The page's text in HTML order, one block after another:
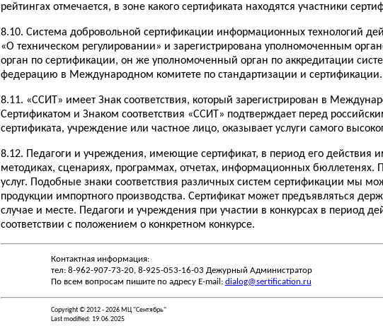
рейтингах отмечается, в зоне какого сертификата находятся участники
8.10. Система добровольной сертификации информационных технологий
«О техническом регулировании» и зарегистрирована уполномоченным
орган по сертификации, он же уполномоченный орган по аккредитации
федерацию в Международном комитете по стандартизации и сертификации.
8.11. «ССИТ» имеет Знак соответствия, который зарегистрирован в
Сертификатом и Знаком соответствия «ССИТ» подтверждает перед
сертификата, учреждение или частное лицо, оказывает услуги самого
8.12. Педагоги и учреждения, имеющие сертификат, в период его действия
методиках, сценариях, программах, отчетах, информационных бюллетенях.
услуг. Подобные знаки соответствия различных систем сертификации мы
продукции импортного производства. Сертификат может предъявляться
случае и месте. Педагоги и учреждения при участии в конкурсах в период
соответствии с положением о конкретном конкурсе.
Контактная информация:
тел: 8-962-907-73-20, 8-925-053-16-03 Дежурный Администратор
По всем вопросам пишите по адресу E-mail: dialog@sertification.ru
Copyright © 2012 - 2026 МЦ "Сентябрь"
Last modified: 19.06.2025